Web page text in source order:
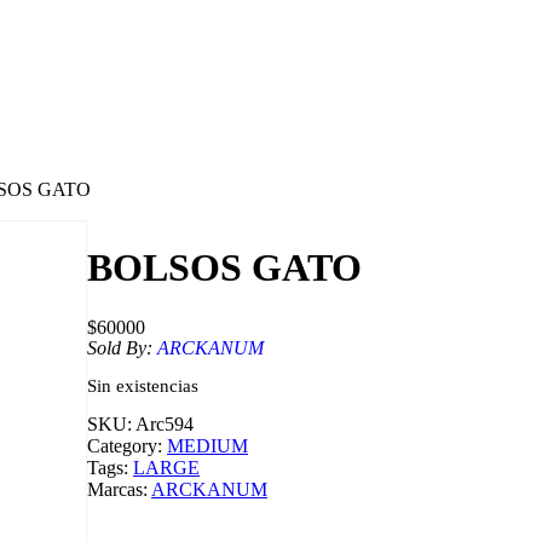
GATO
BOLSOS GATO
$60000
Sold By: ARCKANUM
Sin existencias
SKU: Arc594
Category: MEDIUM
Tags: LARGE
Marcas: ARCKANUM